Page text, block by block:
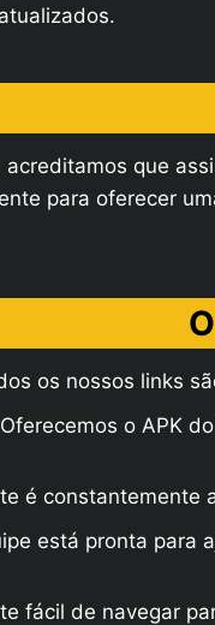
acreditamos que
para oferecer
os nossos links
o APK
é
está pronta
fácil de navegar